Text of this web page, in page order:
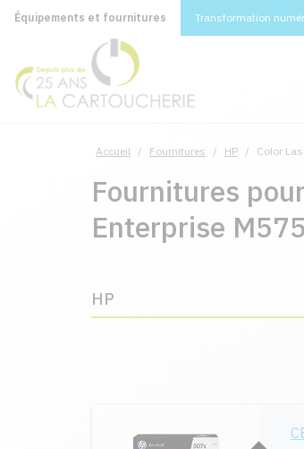
Équipements et fournitures Transformation
Accueil / Fournitures / HP / Color
Fournitures
Enterprise
HP